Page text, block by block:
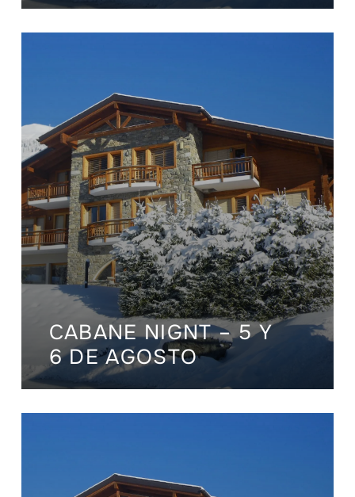
CABANE NIGNT – 5 Y
6 DE AGOSTO